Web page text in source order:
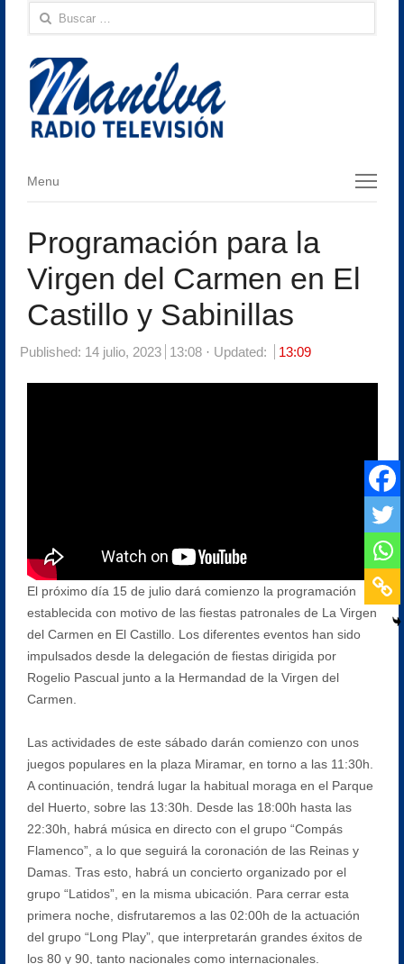
Buscar:
Menu
Menu
Programación para la
Virgen del Carmen en El
Castillo y Sabinillas
Published: 14 julio, 2023 13:08 Updated: 13:09
El próximo día 15 de julio dará comienzo la programación
establecida con motivo de las fiestas patronales de La Virgen
del Carmen en El Castillo. Los diferentes eventos han sido
impulsados desde la delegación de fiestas dirigida por
Rogelio Pascual junto a la Hermandad de la Virgen del
Carmen.
Las actividades de este sábado darán comienzo con unos
juegos populares en la plaza Miramar, en torno a las 11:30h.
A continuación, tendrá lugar la habitual moraga en el Parque
del Huerto, sobre las 13:30h. Desde las 18:00h hasta las
22:30h, habrá música en directo con el grupo “Compás
Flamenco”, a lo que seguirá la coronación de las Reinas y
Damas. Tras esto, habrá un concierto organizado por el
grupo “Latidos”, en la misma ubicación. Para cerrar esta
primera noche, disfrutaremos a las 02:00h de la actuación
del grupo “Long Play”, que interpretarán grandes éxitos de
los 80 y 90, tanto nacionales como internacionales.